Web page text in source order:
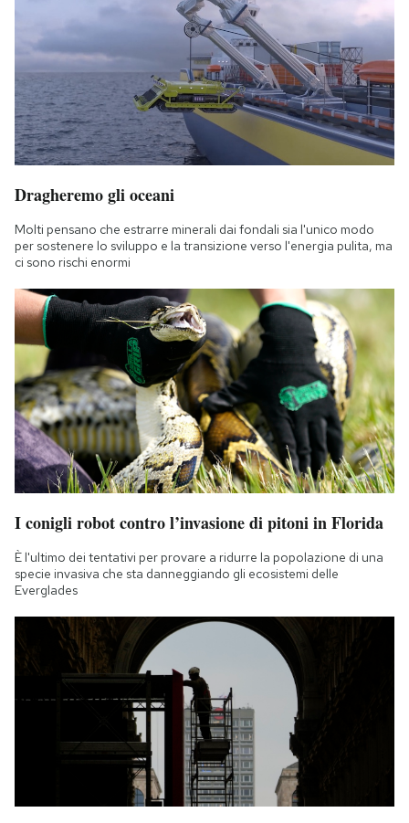
Dragheremo gli oceani
Molti pensano che estrarre minerali dai fondali sia l'unico modo
per sostenere lo sviluppo e la transizione verso l'energia pulita, ma
ci sono rischi enormi
I conigli robot contro l’invasione di pitoni in Florida
È l'ultimo dei tentativi per provare a ridurre la popolazione di una
specie invasiva che sta danneggiando gli ecosistemi delle
Everglades